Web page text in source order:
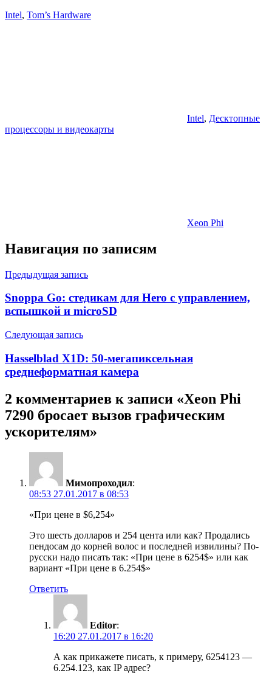
Intel, Tom’s Hardware
Intel, Десктопные
процессоры и видеокарты
Xeon Phi
Навигация по записям
Предыдущая запись
Snoppa Go: стедикам для Hero с управлением,
вспышкой и microSD
Следующая запись
Hasselblad X1D: 50-мегапиксельная
среднеформатная камера
2 комментариев к записи «Xeon Phi
7290 бросает вызов графическим
ускорителям»
Мимопроходил:
08:53 27.01.2017 в 08:53
«При цене в $6,254»
Это шесть долларов и 254 цента или как? Продались
пендосам до корней волос и последней извилины? По-
русски надо писать так: «При цене в 6254$» или как
вариант «При цене в 6.254$»
Ответить
Editor:
16:20 27.01.2017 в 16:20
А как прикажете писать, к примеру, 6254123 —
6.254.123, как IP адрес?